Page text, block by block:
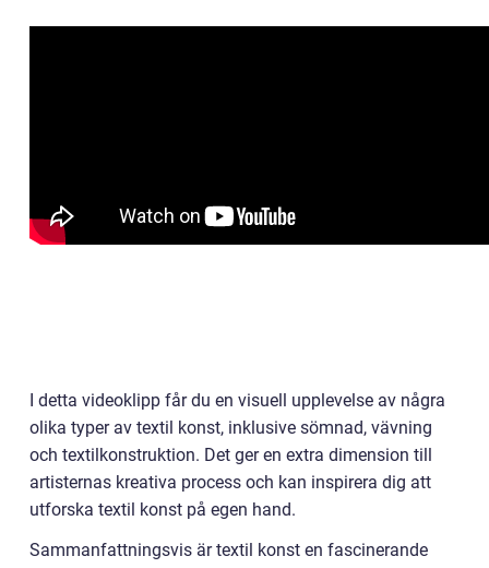
I detta videoklipp får du en visuell upplevelse av några
olika typer av textil konst, inklusive sömnad, vävning
och textilkonstruktion. Det ger en extra dimension till
artisternas kreativa process och kan inspirera dig att
utforska textil konst på egen hand.
Sammanfattningsvis är textil konst en fascinerande